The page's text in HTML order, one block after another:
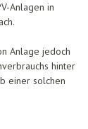
Anlagen in
Anlage jedoch
hinter
einer solchen